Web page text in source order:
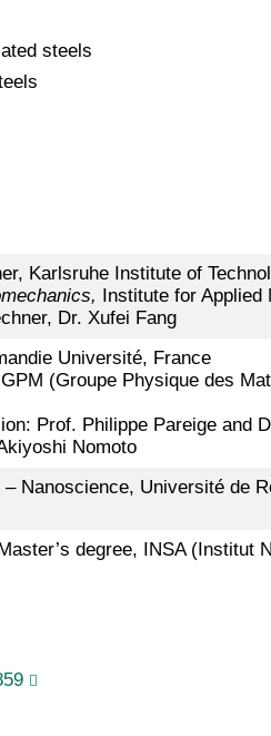
steels
Karlsruhe Institute of
Institute for
Dr. Xufei Fang
Université, France
(Groupe Physique des
Prof. Philippe Pareige and
Nomoto
Nanoscience, Université de
degree, INSA